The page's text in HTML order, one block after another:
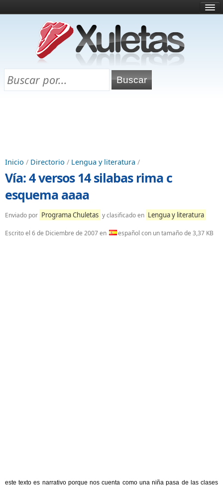
¿Qué es esto?
Directorio
Chuletas para exámenes
Inicio / Directorio / Lengua y literatura /
Vía: 4 versos 14 silabas rima c
esquema aaaa
Enviado por Programa Chuletas y clasificado en Lengua y literatura
Escrito el 6 de Diciembre de 2007en español con un tamaño de 3,37 KB
este texto es narrativo porque nos cuenta como una niña pasa de las clases